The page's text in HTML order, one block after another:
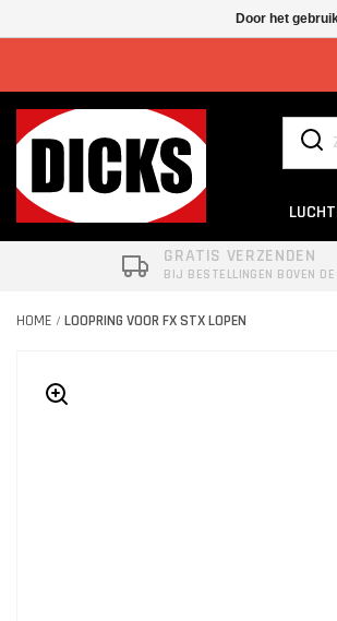
GRATIS VERZENDEN
BIJ BESTELLINGEN BOVEN
HOME / LOOPRING VOOR FX STX LOPEN
Door het